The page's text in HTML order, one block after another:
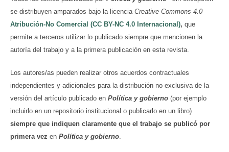
se distribuyen amparados bajo la licencia Creative Commons 4.0
Atribución-No Comercial (CC BY-NC 4.0 Internacional), que
permite a terceros utilizar lo publicado siempre que mencionen la
autoría del trabajo y a la primera publicación en esta revista.
Los autores/as pueden realizar otros acuerdos contractuales
independientes y adicionales para la distribución no exclusiva de la
versión del artículo publicado en Política y gobierno (por ejemplo
incluirlo en un repositorio institucional o publicarlo en un libro)
siempre que indiquen claramente que el trabajo se publicó por
primera vez en Política y gobierno